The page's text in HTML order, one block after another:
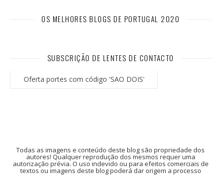
OS MELHORES BLOGS DE PORTUGAL 2020
SUBSCRIÇÃO DE LENTES DE CONTACTO
Oferta portes com código 'SAO DOIS'
Todas as imagens e conteúdo deste blog são propriedade dos
autores! Qualquer reprodução dos mesmos requer uma
autorização prévia. O uso indevido ou para efeitos comerciais de
textos ou imagens deste blog poderá dar origem a processo